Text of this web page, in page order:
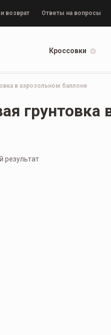
возврат Ответы на вопросы
Кроссовки
в аэрозольном баллоне
грунтовка
результат